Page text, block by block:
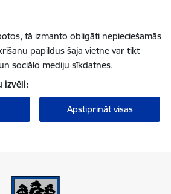
tā izmanto obligāti nepieciešamās
papildus šajā vietnē var tikt
sociālo mediju sīkdatnes.
izvēli:
Apstiprināt visas